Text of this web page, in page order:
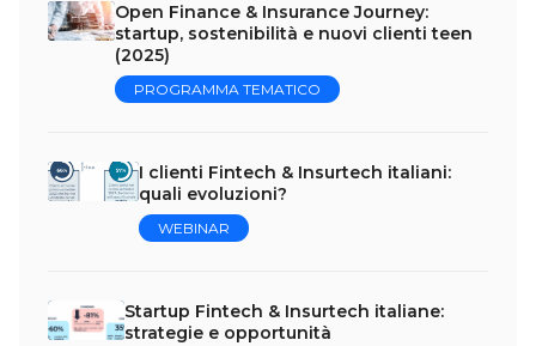
Open Finance & Insurance Journey:
startup, sostenibilità e nuovi clienti teen
(2025)
PROGRAMMA TEMATICO
I clienti Fintech & Insurtech italiani:
quali evoluzioni?
WEBINAR
Startup Fintech & Insurtech italiane:
strategie e opportunità